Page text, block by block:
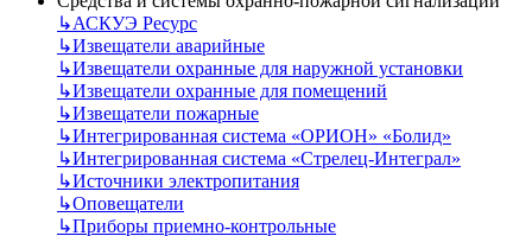
↳АСКУЭ Ресурс
↳Извещатели аварийные
↳Извещатели охранные для наружной установки
↳Извещатели охранные для помещений
↳Извещатели пожарные
↳Интегрированная система «ОРИОН» «Болид»
↳Интегрированная система «Стрелец-Интеграл»
↳Источники электропитания
↳Оповещатели
↳Приборы приемно-контрольные